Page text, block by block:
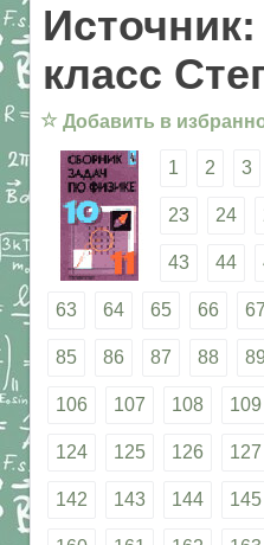
класс
☆ Добавить в
1 2 3
23 24
43 44
63 64 65 66 67
85 86 87 88 89
106 107 108 109
124 125 126 127
142 143 144 145